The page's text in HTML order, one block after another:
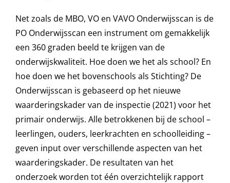
Net zoals de MBO, VO en VAVO Onderwijsscan is de
PO Onderwijsscan een instrument om gemakkelijk
een 360 graden beeld te krijgen van de
onderwijskwaliteit. Hoe doen we het als school? En
hoe doen we het bovenschools als Stichting? De
Onderwijsscan is gebaseerd op het nieuwe
waarderingskader van de inspectie (2021) voor het
primair onderwijs. Alle betrokkenen bij de school –
leerlingen, ouders, leerkrachten en schoolleiding –
geven input over verschillende aspecten van het
waarderingskader. De resultaten van het
onderzoek worden tot één overzichtelijk rapport